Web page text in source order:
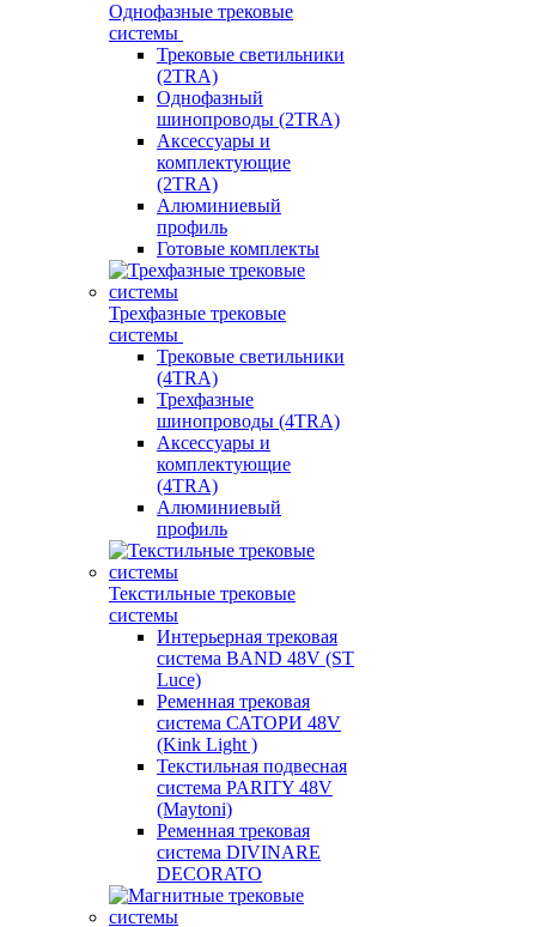
Однофазные трековые
системы
Трековые светильники
(2TRA)
Однофазный
шинопроводы (2TRA)
Аксессуары и
комплектующие
(2TRA)
Алюминиевый
профиль
Готовые комплекты
Трехфазные трековые
системы
Трековые светильники
(4TRA)
Трехфазные
шинопроводы (4TRA)
Аксессуары и
комплектующие
(4TRA)
Алюминиевый
профиль
Текстильные трековые
системы
Интерьерная трековая
система BAND 48V (ST
Luce)
Ременная трековая
система САТОРИ 48V
(Kink Light )
Текстильная подвесная
система PARITY 48V
(Maytoni)
Ременная трековая
система DIVINARE
DECORATO